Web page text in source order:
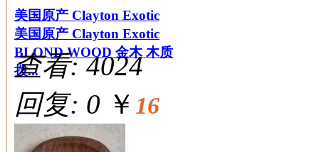
美国原产 Clayton Exotic
美国原产 Clayton Exotic
BLOND WOOD 金木 木质
拨...
查看: 4024
回复: 0 ￥ 16